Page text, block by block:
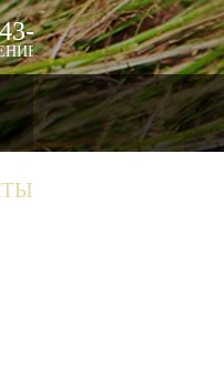
29